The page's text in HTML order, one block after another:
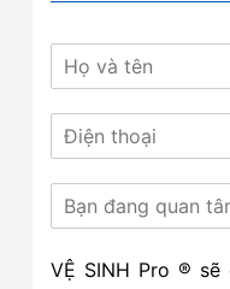
VỆ SINH Pro ®